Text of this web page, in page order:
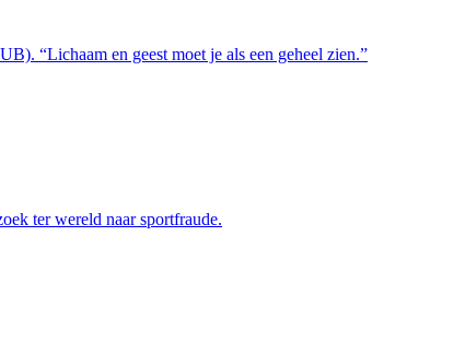
“Lichaam en geest moet je als een geheel zien.”
ter wereld naar sportfraude.